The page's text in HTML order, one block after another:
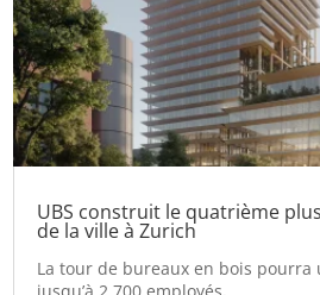
UBS construit le quatrième
de la ville à Zurich
La tour de bureaux en bois